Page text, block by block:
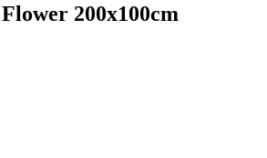
200x100cm